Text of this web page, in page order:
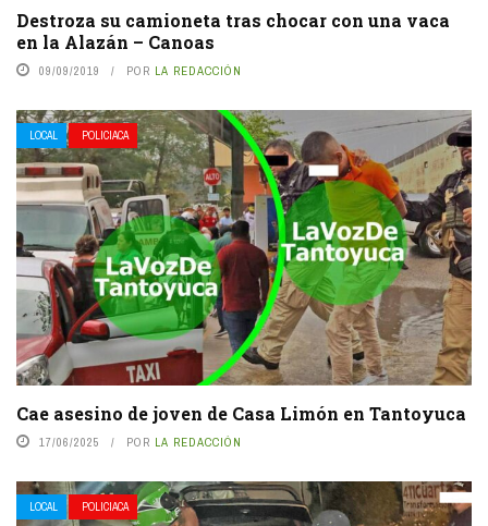
Destroza su camioneta tras chocar con una vaca
en la Alazán – Canoas
09/09/2019 POR LA REDACCIÓN
LOCAL POLICIACA
Cae asesino de joven de Casa Limón en Tantoyuca
17/06/2025 POR LA REDACCIÓN
LOCAL POLICIACA